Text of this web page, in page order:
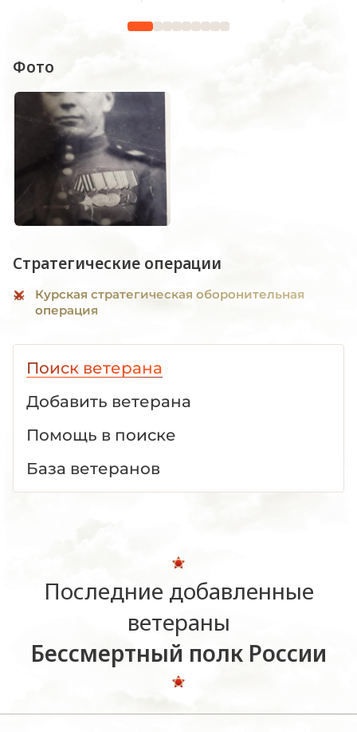
Фото
Стратегические операции
Курская стратегическая оборонительная
операция
Поиск ветерана
Добавить ветерана
Помощь в поиске
База ветеранов
Последние добавленные
ветераны
Бессмертный полк России